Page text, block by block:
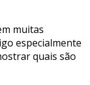
muitas
especialmente
quais são